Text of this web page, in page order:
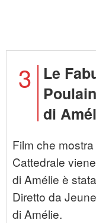
3
Le
di
Film che
Cattedrale
di Amélie è
Diretto da
di Amélie.